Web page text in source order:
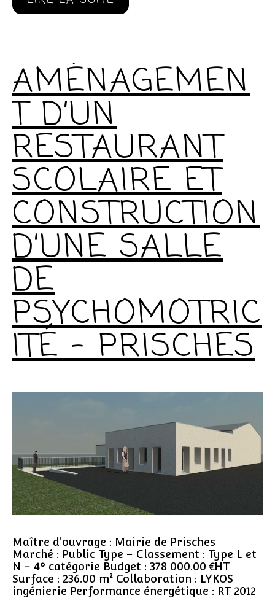
AMÉNAGEMEN
T D’UN
RESTAURANT
SCOLAIRE ET
CONSTRUCTION
D’UNE SALLE
DE
PSYCHOMOTRIC
ITÉ – PRISCHES
Maître d’ouvrage : Mairie de Prisches
Marché : Public Type – Classement : Type L et
N – 4° catégorie Budget : 378 000.00 €HT
Surface : 236.00 m² Collaboration : LYKOS
ingénierie Performance énergétique : RT 2012